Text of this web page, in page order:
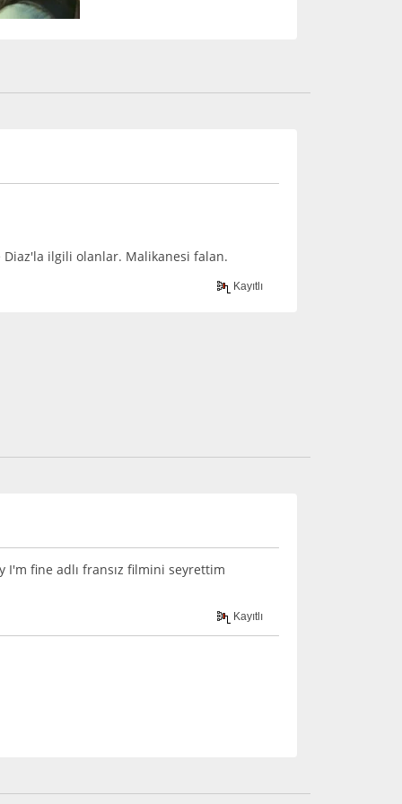
ilgili olanlar. Malikanesi falan.
Kayıtlı
fine adlı fransız filmini seyrettim
Kayıtlı